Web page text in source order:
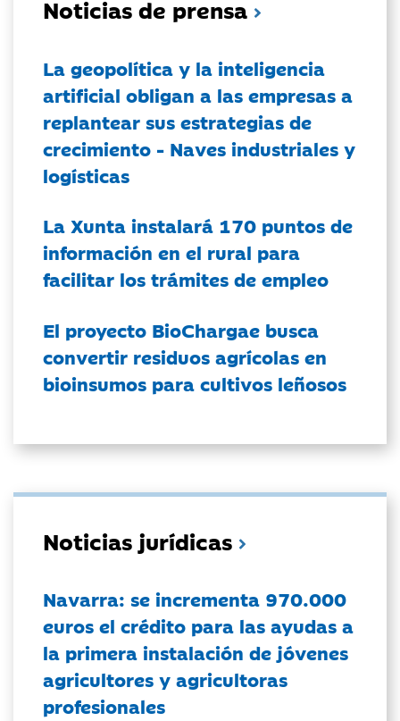
Noticias de prensa
La geopolítica y la inteligencia
artificial obligan a las empresas a
replantear sus estrategias de
crecimiento - Naves industriales y
logísticas
La Xunta instalará 170 puntos de
información en el rural para
facilitar los trámites de empleo
El proyecto BioChargae busca
convertir residuos agrícolas en
bioinsumos para cultivos leñosos
Noticias jurídicas
Navarra: se incrementa 970.000
euros el crédito para las ayudas a
la primera instalación de jóvenes
agricultores y agricultoras
profesionales